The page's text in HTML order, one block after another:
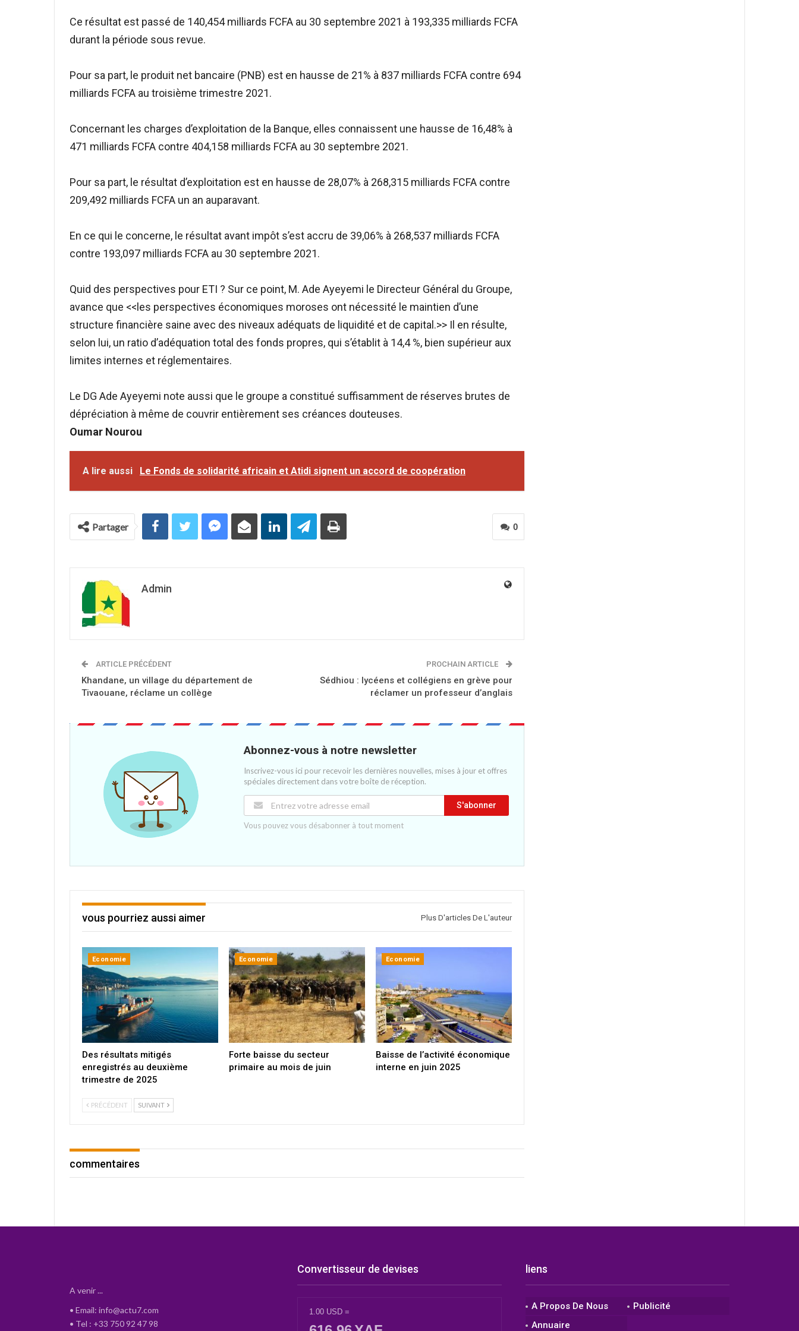
Ce résultat est passé de 140,454 milliards FCFA au 30 septembre 2021 à 193,335 milliards FCFA
durant la période sous revue.
Pour sa part, le produit net bancaire (PNB) est en hausse de 21% à 837 milliards FCFA contre 694
milliards FCFA au troisième trimestre 2021.
Concernant les charges d’exploitation de la Banque, elles connaissent une hausse de 16,48% à
471 milliards FCFA contre 404,158 milliards FCFA au 30 septembre 2021.
Pour sa part, le résultat d’exploitation est en hausse de 28,07% à 268,315 milliards FCFA contre
209,492 milliards FCFA un an auparavant.
En ce qui le concerne, le résultat avant impôt s’est accru de 39,06% à 268,537 milliards FCFA
contre 193,097 milliards FCFA au 30 septembre 2021.
Quid des perspectives pour ETI ? Sur ce point, M. Ade Ayeyemi le Directeur Général du Groupe,
avance que <<les perspectives économiques moroses ont nécessité le maintien d’une
structure financière saine avec des niveaux adéquats de liquidité et de capital.>> Il en résulte,
selon lui, un ratio d’adéquation total des fonds propres, qui s’établit à 14,4 %, bien supérieur aux
limites internes et réglementaires.
Le DG Ade Ayeyemi note aussi que le groupe a constitué suffisamment de réserves brutes de
dépréciation à même de couvrir entièrement ses créances douteuses.
Oumar Nourou
A lire aussi Le Fonds de solidarité africain et Atidi signent un accord de coopération
0
Partager
Admin
ARTICLE PRÉCÉDENT
Khandane, un village du département de
Tivaouane, réclame un collège
PROCHAIN ARTICLE
Sédhiou : lycéens et collégiens en grève pour
réclamer un professeur d’anglais
Abonnez-vous à notre newsletter
Inscrivez-vous ici pour recevoir les dernières nouvelles, mises à jour et offres
spéciales directement dans votre boîte de réception.
S'abonner
Vous pouvez vous désabonner à tout moment
vous pourriez aussi aimer Plus D'articles De L'auteur
Economie
Des résultats mitigés
enregistrés au deuxième
trimestre de 2025
Economie
Forte baisse du secteur
primaire au mois de juin
Economie
Baisse de l’activité économique
interne en juin 2025
PRÉCÉDENT SUIVANT
commentaires
A venir ...
• Email: info@actu7.com
• Tel : +33 750 92 47 98
Convertisseur de devises
1.00 USD =
liens
A Propos De Nous
Publicité
Annuaire